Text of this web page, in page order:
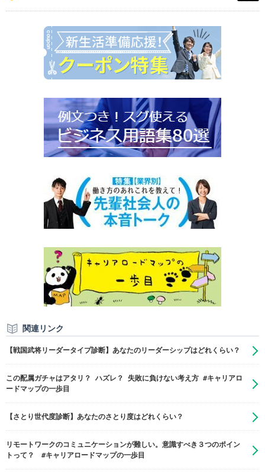
関連リンク
【戦国武将リーダータイプ診断】あなたのリーダーシップはどれくらい？
この配属ガチャはアタリ？ ハズレ？ 失敗に負けない考え方 #キャリアロ
ードマップの一歩目
【さとり世代度診断】あなたのさとり度はどれくらい？
リモートワークのコミュニケーションが難しい。意識すべき３つのポイン
トって？ #キャリアロードマップの一歩目